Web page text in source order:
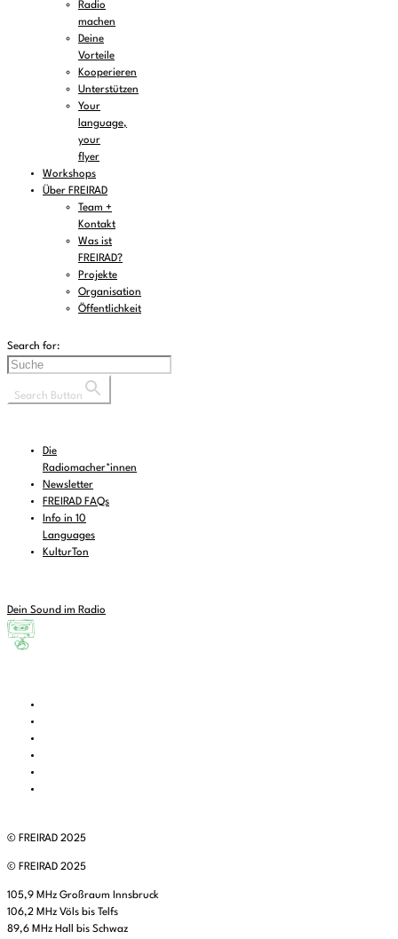
Radio
machen
Deine
Vorteile
Kooperieren
Unterstützen
Your
language,
your
flyer
Workshops
Über FREIRAD
Team +
Kontakt
Was ist
FREIRAD?
Projekte
Organisation
Öffentlichkeit
Search for:
Search Button
Die
Radiomacher*innen
Newsletter
FREIRAD FAQs
Info in 10
Languages
KulturTon
Dein Sound im Radio
© FREIRAD 2025
© FREIRAD 2025
105,9 MHz Großraum Innsbruck
106,2 MHz Völs bis Telfs
89,6 MHz Hall bis Schwaz